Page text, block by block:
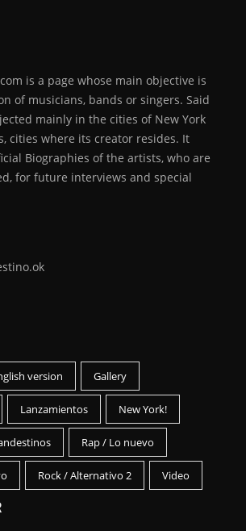
is a page whose main objective is
of musicians, bands or singers. Said
mainly in the cities of New York
cities where its creator resides. It
Biographies of the artists, who are
for future interviews and special
version Gallery
Lanzamientos New York!
Rap / Lo nuevo
Rock / Alternativo 2 Video